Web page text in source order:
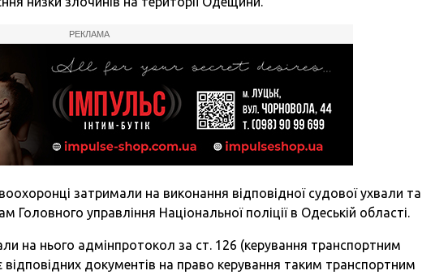
РЕКЛАМА
затримали на виконання відповідної судової ухвали та
Головного управління Національної поліції в Одеській області.
на нього адмінпротокол за ст. 126 (керування транспортним
документів на право керування таким транспортним